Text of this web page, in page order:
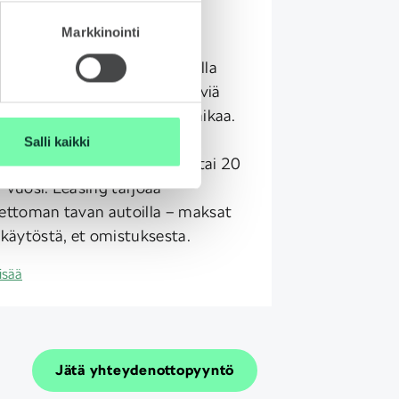
Markkinointi
Salli kaikki
auton leasing on fiksu
jos haluat ajaa laadukkaalla
ilman omistamiseen liittyviä
tai sitoutumista pitkäksi aikaa.
1-3 vuotta ja
10 tkm, 15 tkm tai 20
Leasing tarjoaa
tavan autoilla – maksat
et omistuksesta.
Jätä yhteydenottopyyntö